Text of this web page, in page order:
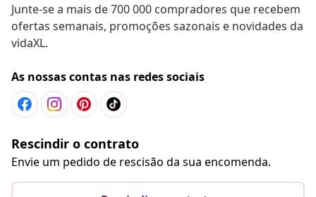
Junte-se a mais de 700 000 compradores que recebem
ofertas semanais, promoções sazonais e novidades da
vidaXL.
As nossas contas nas redes sociais
Rescindir o contrato
Envie um pedido de rescisão da sua encomenda.